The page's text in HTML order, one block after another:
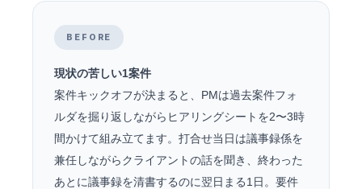
BEFORE
現状の苦しい1案件
案件キックオフが決まると、PMは過去案件フォ
ルダを掘り返しながらヒアリングシートを2〜3時
間かけて組み立てます。打合せ当日は議事録係を
兼任しながらクライアントの話を聞き、終わった
あとに議事録を清書するのに翌日まる1日。要件